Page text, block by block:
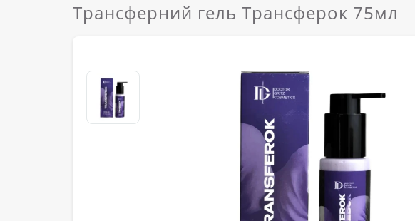
Трансферний гель Трансферок 75мл